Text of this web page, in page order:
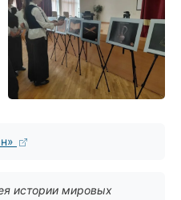
истории мировых